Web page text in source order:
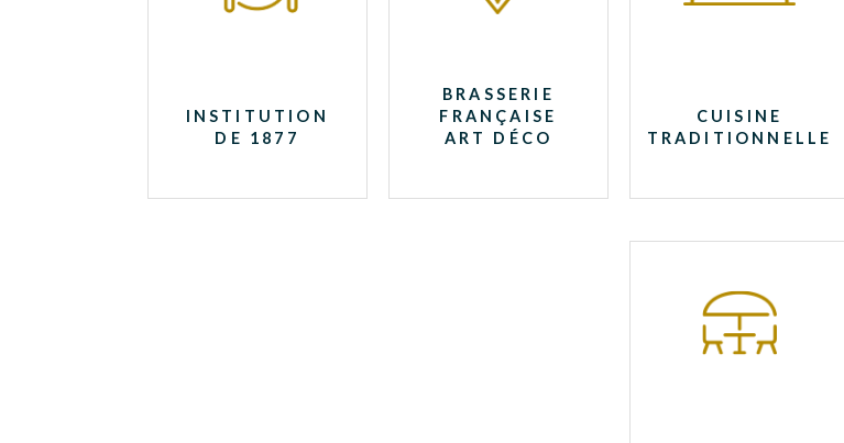
INSTITUTION
DE 1877
BRASSERIE
FRANÇAISE
ART DÉCO
CUISINE
TRADITIONNELLE